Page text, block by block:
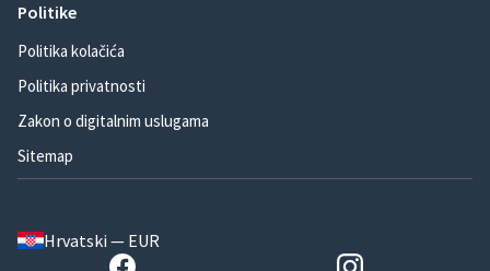
Politike
Politika kolačića
Politika privatnosti
Zakon o digitalnim uslugama
Sitemap
Hrvatski — EUR